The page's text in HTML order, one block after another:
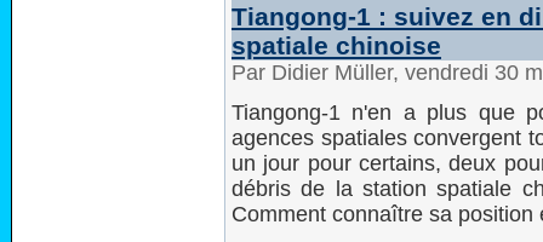
Tiangong-1 : suivez en
spatiale chinoise
Par Didier Müller, vendredi 30
Tiangong-1 n'en a plus que
agences spatiales convergent
un jour pour certains, deux
débris de la station spatiale
Comment connaître sa position